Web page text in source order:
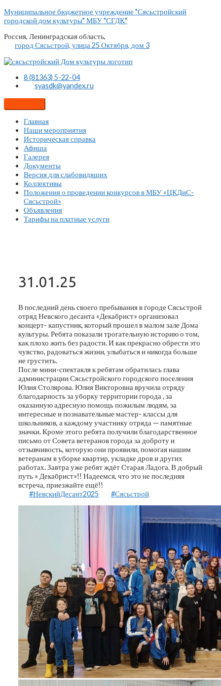
Перейти
к
Муниципальное бюджетное учреждение "Сясьстройский
городской дом культуры" МБУ "СГДК"
Россия, Ленинградская область,
город Сясьстрой, улица 25 Октября, дом 3
8 (81363) 5-22-04
syasdk@yandex.ru
Главная
Наши мероприятия
Историческая справка
Афиша
Галерея
Документы
Версия для слабовидящих
Коллективы
Положения о проведении конкурсов в МБУ «ЦКДиС-
Сясьстрой»
Объявления
Тарифы на платные услуги
31.01.25
В последний день своего пребывания в городе Сясьстрой
отряд Невского десанта «Декабрист» организовал
концерт- капустник, который прошел в малом зале Дома
культуры. Ребята показали трогательную историю о том,
как плохо жить без радости. И как прекрасно обрести это
чувство, радоваться жизни, улыбаться и никогда больше
не грустить.
После мини-спектакля к ребятам обратилась глава
администрации Сясьстройского городского поселения
Юлия Столярова. Юлия Викторовна вручила отряду
благодарность за уборку территории города , за
оказанную адресную помощь пожилым людям, за
интересные и познавательные мастер- классы для
школьников, а каждому участнику отряда — памятные
значки. Кроме этого ребята получили благодарственное
письмо от Совета ветеранов города за доброту и
отзывчивость, которую они проявили, помогая нашим
ветеранам в уборке квартир, укладке дров и других
работах. Завтра уже ребят ждёт Старая Ладога. В добрый
путь » Декабрист»!! Надеемся, что это не последняя
встреча, приезжайте ещё!!
#НевскийДесант2025
#Сясьстрой